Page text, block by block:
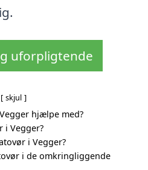
uforpligtende
skjul
hjælpe med?
i Vegger?
i Vegger?
i de omkringliggende